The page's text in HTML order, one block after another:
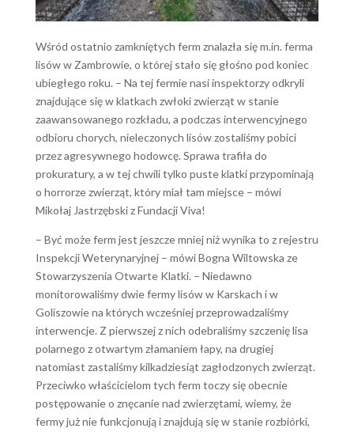
Wśród ostatnio zamkniętych ferm znalazła się m.in. ferma
lisów w Zambrowie, o której stało się głośno pod koniec
ubiegłego roku. – Na tej fermie nasi inspektorzy odkryli
znajdujące się w klatkach zwłoki zwierząt w stanie
zaawansowanego rozkładu, a podczas interwencyjnego
odbioru chorych, nieleczonych lisów zostaliśmy pobici
przez agresywnego hodowcę. Sprawa trafiła do
prokuratury, a w tej chwili tylko puste klatki przypominają
o horrorze zwierząt, który miał tam miejsce – mówi
Mikołaj Jastrzębski z Fundacji Viva!
– Być może ferm jest jeszcze mniej niż wynika to z rejestru
Inspekcji Weterynaryjnej – mówi Bogna Wiltowska ze
Stowarzyszenia Otwarte Klatki. – Niedawno
monitorowaliśmy dwie fermy lisów w Karskach i w
Goliszowie na których wcześniej przeprowadzaliśmy
interwencje. Z pierwszej z nich odebraliśmy szczenię lisa
polarnego z otwartym złamaniem łapy, na drugiej
natomiast zastaliśmy kilkadziesiąt zagłodzonych zwierząt.
Przeciwko właścicielom tych ferm toczy się obecnie
postępowanie o znęcanie nad zwierzętami, wiemy, że
fermy już nie funkcjonują i znajdują się w stanie rozbiórki,